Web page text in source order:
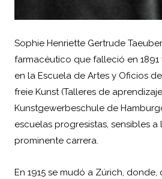
Sophie Henriette Gertrude
farmacéutico que falleció en 1891
en la Escuela de Artes y Oficios
freie Kunst (Talleres de
Kunstgewerbeschule de
escuelas progresistas, sensibles
prominente carrera.
En 1915 se mudó a Zúrich,